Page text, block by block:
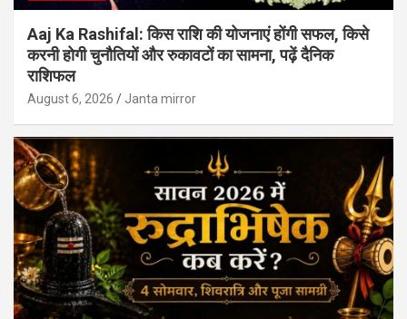
Aaj Ka Rashifal: किस राशि की योजनाएं होंगी सफल, किसे
करनी होगी चुनौतियों और रुकावटों का सामना, पढ़ें दैनिक
राशिफल
August 6, 2026 Janta mirror